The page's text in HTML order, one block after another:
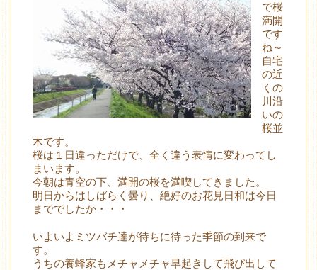
で桜
満開
です
ね～
自宅
の近
くの
川沿
いの
桜並
木です。
桜は１日違っただけで、全く違う表情に変わってし
まいます。
今朝は青空の下、満開の桜を満喫してきました。
明日からはしばらく曇り、絶好のお花見日和は今日
まででしたか・・・
いよいよミツバチ達が待ちに待った季節の到来で
す。
うちの養蜂家もメチャメチャ早起きして飛び出して